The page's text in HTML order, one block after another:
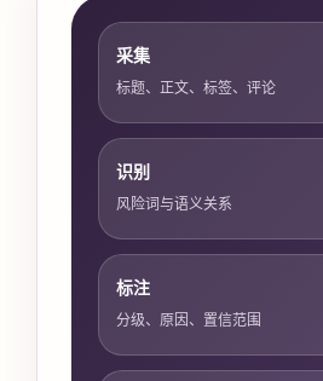
采集
标题、正文、标签、评论
识别
风险词与语义关系
标注
分级、原因、置信范围